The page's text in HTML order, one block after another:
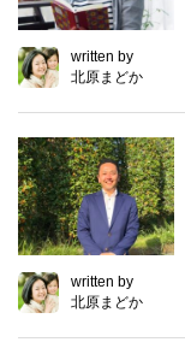
written by
北原まどか
written by
北原まどか